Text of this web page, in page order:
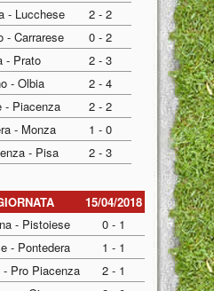
- Lucchese
2 - 2
- Carrarese
0 - 2
- Prato
2 - 3
- Olbia
2 - 4
- Piacenza
2 - 2
- Monza
1 - 0
- Pisa 2 - 3
15/04/2018
- Pistoiese
0 - 1
- Pontedera
1 - 1
- Pro Piacenza
2 - 1